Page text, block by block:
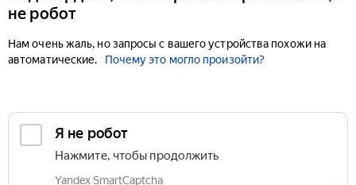
не робот
Нам очень жаль, но запросы с вашего устройства похожи на
автоматические.
Почему это могло произойти?